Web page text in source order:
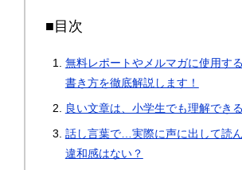
■目次
無料レポートやメルマガに使用す
書き方を徹底解説します！
良い文章は、小学生でも理解でき
話し言葉で…実際に声に出して読ん
違和感はない？